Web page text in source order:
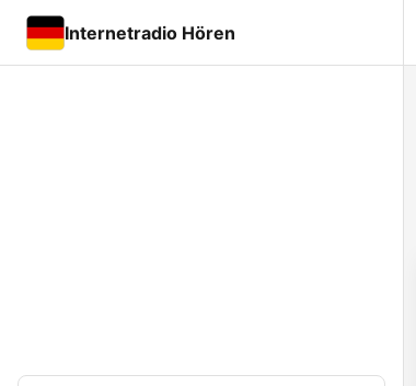
Internetradio Hören